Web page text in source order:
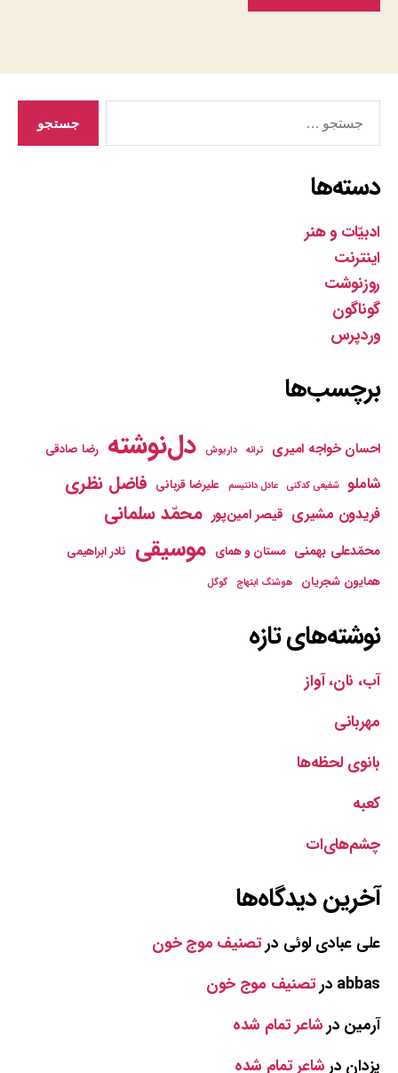
دسته‌ها
ادبیّات و هنر
اینترنت
روزنوشت
گوناگون
وردپرس
برچسب‌ها
احسان خواجه امیری ترانه داریوش دل‌نوشته رضا صادقی
شاملو شفیعی کدکنی عادل دانتیسم علیرضا قربانی فاضل نظری
فریدون مشیری قیصر امین‌پور محمّد سلمانی
محمّدعلی بهمنی مستان و همای موسیقی نادر ابراهیمی
همایون شجریان
هوشنگ ابتهاج گوگل
نوشته‌های تازه
آب، نان، آواز
مهربانی
بانوی لحظه‌ها
کعبه
چشم‌های‌ات
آخرین دیدگاه‌ها
علی عبادی لوئی درتصنیف موج خون
abbas درتصنیف موج خون
آرمین درشاعر تمام شده
یزدان درشاعر تمام شده